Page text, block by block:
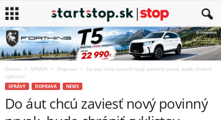
Domov SPRÁVY Doprava
Do áut chcú zaviesť nový povinný prvok, bude chrániť
cyklistov
SPRÁVY DOPRAVA NEWS
Do áut chcú zaviesť nový povinný